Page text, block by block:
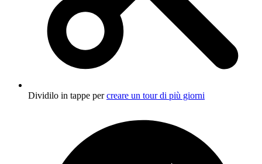
Dividilo in tappe percreare un tour di più giorni